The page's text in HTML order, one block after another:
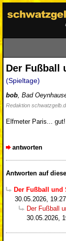
Der Fußball
(Spieltage)
bob, Bad
Redaktion
Elfmeter Paris... gut!
antworten
Antworten auf
Der Fußball und
30.05.2026, 19:27
Der Fußball
30.05.2026,